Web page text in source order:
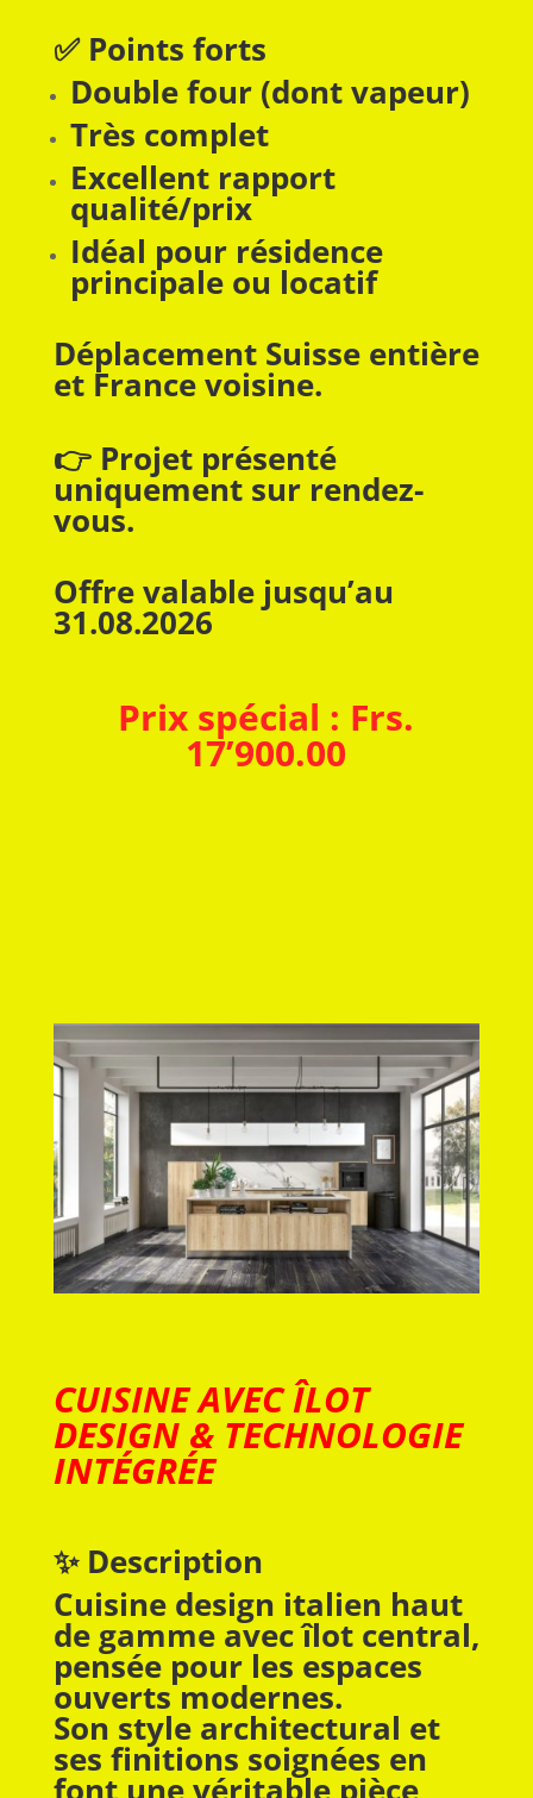
✅ Points forts
Double four (dont vapeur)
Très complet
Excellent rapport
qualité/prix
Idéal pour résidence
principale ou locatif
Déplacement Suisse entière
et France voisine.
👉 Projet présenté
uniquement sur rendez-
vous.
Offre valable jusqu’au
31.08.2026
Prix spécial : Frs.
17’900.00
CUISINE AVEC ÎLOT
DESIGN & TECHNOLOGIE
INTÉGRÉE
✨ Description
Cuisine design italien haut
de gamme avec îlot central,
pensée pour les espaces
ouverts modernes.
Son style architectural et
ses finitions soignées en
font une véritable pièce